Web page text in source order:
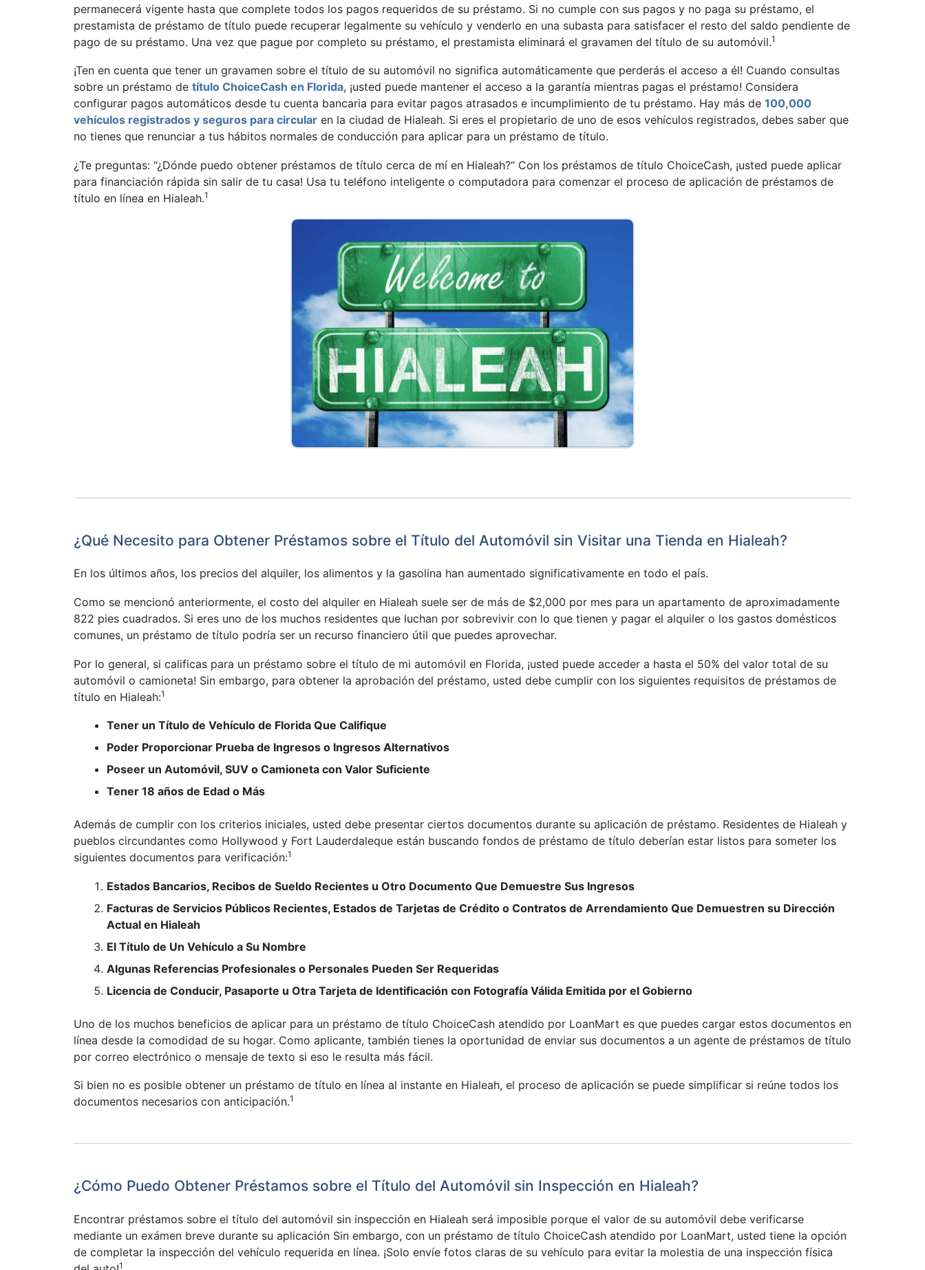
permanecerá vigente hasta que complete todos los pagos requeridos de su préstamo. Si no cumple con sus pagos y no paga su préstamo, el
prestamista de préstamo de título puede recuperar legalmente su vehículo y venderlo en una subasta para satisfacer el resto del saldo pendiente de
pago de su préstamo. Una vez que pague por completo su préstamo, el prestamista eliminará el gravamen del título de su automóvil.1
¡Ten en cuenta que tener un gravamen sobre el título de su automóvil no significa automáticamente que perderás el acceso a él! Cuando consultas
sobre un préstamo de título ChoiceCash en Florida, ¡usted puede mantener el acceso a la garantía mientras pagas el préstamo! Considera
configurar pagos automáticos desde tu cuenta bancaria para evitar pagos atrasados ​​e incumplimiento de tu préstamo. Hay más de 100,000
vehículos registrados y seguros para circular en la ciudad de Hialeah. Si eres el propietario de uno de esos vehículos registrados, debes saber que
no tienes que renunciar a tus hábitos normales de conducción para aplicar para un préstamo de título.
¿Te preguntas: “¿Dónde puedo obtener préstamos de título cerca de mí en Hialeah?“ Con los préstamos de título ChoiceCash, ¡usted puede aplicar
para financiación rápida sin salir de tu casa! Usa tu teléfono inteligente o computadora para comenzar el proceso de aplicación de préstamos de
título en línea en Hialeah.1
¿Qué Necesito para Obtener Préstamos sobre el Título del Automóvil sin Visitar una Tienda en Hialeah?
En los últimos años, los precios del alquiler, los alimentos y la gasolina han aumentado significativamente en todo el país.
Como se mencionó anteriormente, el costo del alquiler en Hialeah suele ser de más de $2,000 por mes para un apartamento de aproximadamente
822 pies cuadrados. Si eres uno de los muchos residentes que luchan por sobrevivir con lo que tienen y pagar el alquiler o los gastos domésticos
comunes, un préstamo de título podría ser un recurso financiero útil que puedes aprovechar.
Por lo general, si calificas para un préstamo sobre el título de mi automóvil en Florida, ¡usted puede acceder a hasta el 50% del valor total de su
automóvil o camioneta! Sin embargo, para obtener la aprobación del préstamo, usted debe cumplir con los siguientes requisitos de préstamos de
título en Hialeah:1
Tener un Título de Vehículo de Florida Que Califique
Poder Proporcionar Prueba de Ingresos o Ingresos Alternativos
Poseer un Automóvil, SUV o Camioneta con Valor Suficiente
Tener 18 años de Edad o Más
Además de cumplir con los criterios iniciales, usted debe presentar ciertos documentos durante su aplicación de préstamo. Residentes de Hialeah y
pueblos circundantes como Hollywood y Fort Lauderdaleque están buscando fondos de préstamo de título deberían estar listos para someter los
siguientes documentos para verificación:1
Estados Bancarios, Recibos de Sueldo Recientes u Otro Documento Que Demuestre Sus Ingresos
Facturas de Servicios Públicos Recientes, Estados de Tarjetas de Crédito o Contratos de Arrendamiento Que Demuestren su Dirección
Actual en Hialeah
El Título de Un Vehículo a Su Nombre
Algunas Referencias Profesionales o Personales Pueden Ser Requeridas
Licencia de Conducir, Pasaporte u Otra Tarjeta de Identificación con Fotografía Válida Emitida por el Gobierno
Uno de los muchos beneficios de aplicar para un préstamo de título ChoiceCash atendido por LoanMart es que puedes cargar estos documentos en
línea desde la comodidad de su hogar. Como aplicante, también tienes la oportunidad de enviar sus documentos a un agente de préstamos de título
por correo electrónico o mensaje de texto si eso le resulta más fácil.
Si bien no es posible obtener un préstamo de título en línea al instante en Hialeah, el proceso de aplicación se puede simplificar si reúne todos los
documentos necesarios con anticipación.1
¿Cómo Puedo Obtener Préstamos sobre el Título del Automóvil sin Inspección en Hialeah?
Encontrar préstamos sobre el título del automóvil sin inspección en Hialeah será imposible porque el valor de su automóvil debe verificarse
mediante un exámen breve durante su aplicación Sin embargo, con un préstamo de título ChoiceCash atendido por LoanMart, usted tiene la opción
de completar la inspección del vehículo requerida en línea. ¡Solo envíe fotos claras de su vehículo para evitar la molestia de una inspección física
1